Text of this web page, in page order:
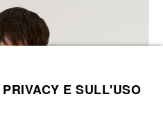
E SULL'USO